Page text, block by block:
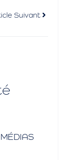
Suivant